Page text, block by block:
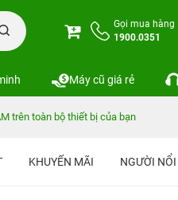
Gọi mua hàng
1900.0351
Máy cũ giá rẻ
trên toàn bộ thiết bị của bạn
KHUYẾN MÃI NGƯỜI